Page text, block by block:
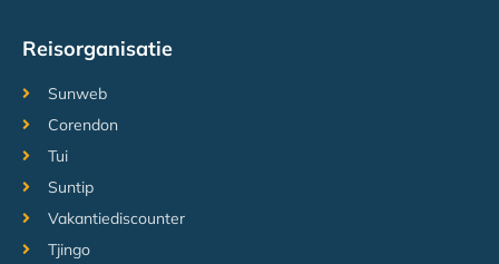
Reisorganisatie
Sunweb
Corendon
Tui
Suntip
Vakantiediscounter
Tjingo